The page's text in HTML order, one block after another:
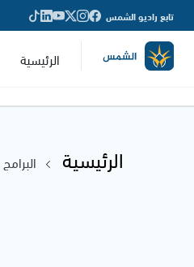
تابع راديو الشمس
الرئيسية
الرئيسية البرامج